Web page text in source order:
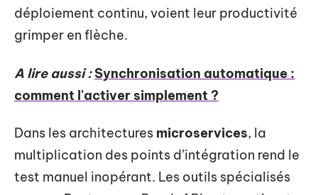
déploiement continu, voient leur productivité
grimper en flèche.
A lire aussi : Synchronisation automatique :
comment l'activer simplement ?
Dans les architectures microservices, la
multiplication des points d’intégration rend le
test manuel inopérant. Les outils spécialisés